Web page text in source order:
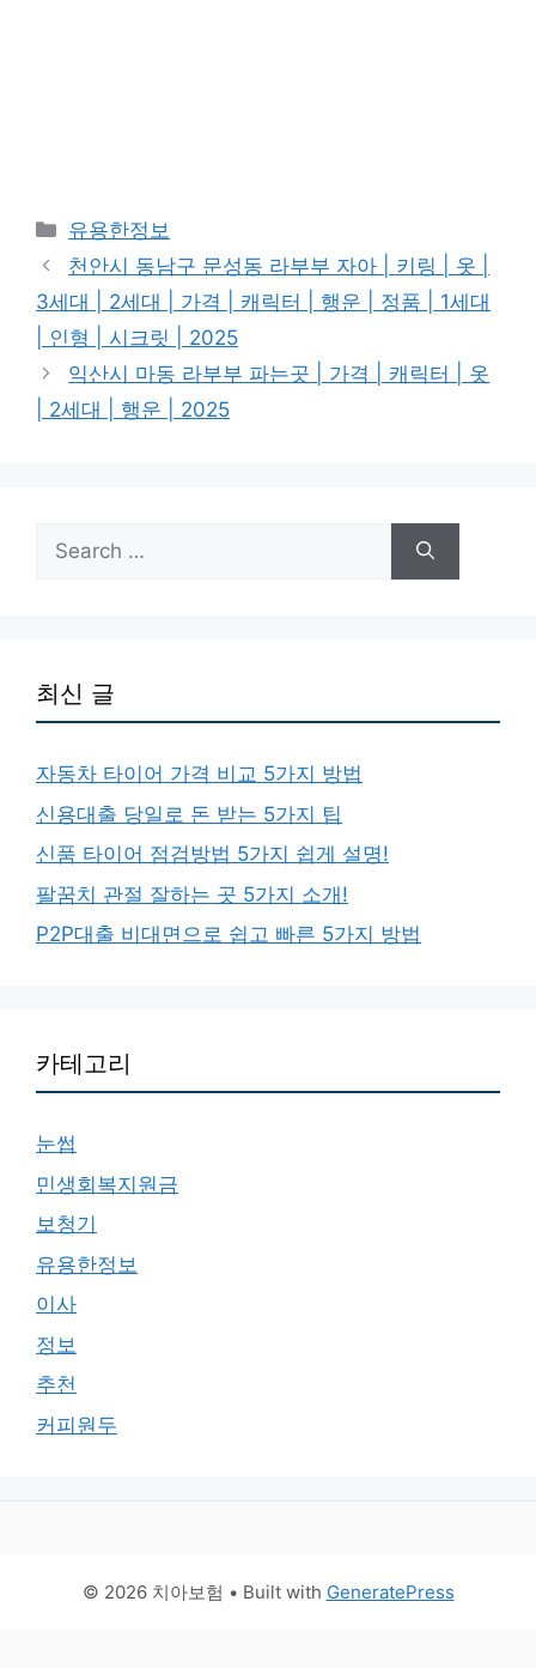
Categories
유용한정보
천안시 동남구 문성동 라부부 자아 | 키링 | 옷 |
3세대 | 2세대 | 가격 | 캐릭터 | 행운 | 정품 | 1세대
| 인형 | 시크릿 | 2025
익산시 마동 라부부 파는곳 | 가격 | 캐릭터 | 옷
| 2세대 | 행운 | 2025
Search
for:
최신 글
자동차 타이어 가격 비교 5가지 방법
신용대출 당일로 돈 받는 5가지 팁
신품 타이어 점검방법 5가지 쉽게 설명!
팔꿈치 관절 잘하는 곳 5가지 소개!
P2P대출 비대면으로 쉽고 빠른 5가지 방법
카테고리
눈썹
민생회복지원금
보청기
유용한정보
이사
정보
추천
커피원두
© 2026 치아보험 • Built with GeneratePress